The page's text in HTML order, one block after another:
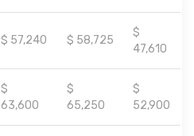
$ 57,240 $ 58,725
$
47,610
$
63,600
$
65,250
$
52,900